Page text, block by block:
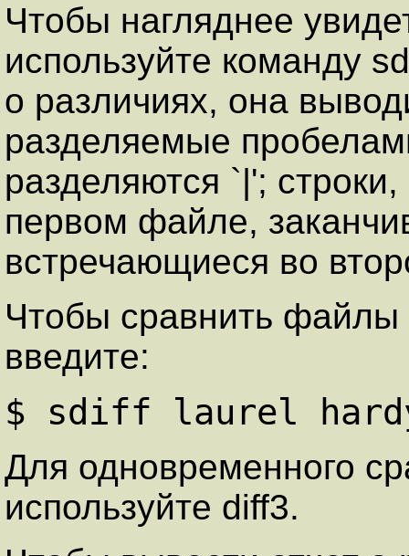
Чтобы нагляднее
используйте команду
о различиях, она
разделяемые
разделяются `|';
первом файле,
встречающиеся во
Чтобы сравнить файлы
введите:
$ sdiff laurel
Для одновременного
используйте diff3.